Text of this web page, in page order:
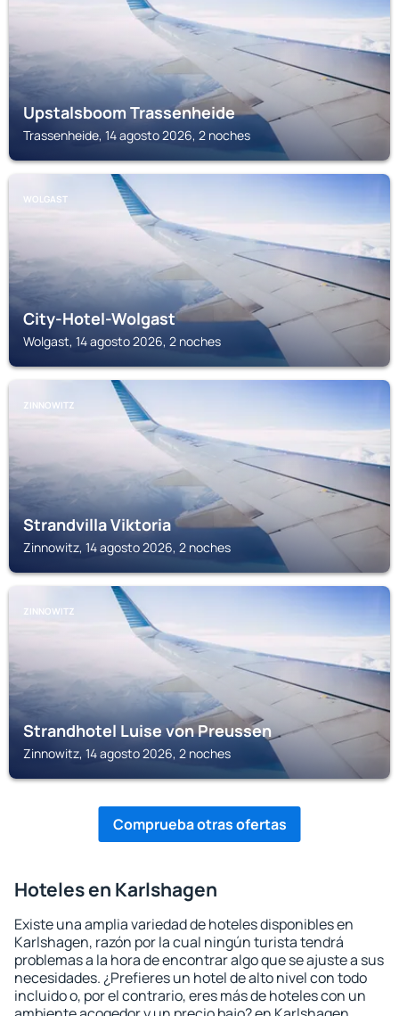
Upstalsboom Trassenheide
Trassenheide, 14 agosto 2026, 2 noches
WOLGAST
City-Hotel-Wolgast
Wolgast, 14 agosto 2026, 2 noches
ZINNOWITZ
Strandvilla Viktoria
Zinnowitz, 14 agosto 2026, 2 noches
ZINNOWITZ
Strandhotel Luise von Preussen
Zinnowitz, 14 agosto 2026, 2 noches
Comprueba otras ofertas
Hoteles en Karlshagen
Existe una amplia variedad de hoteles disponibles en
Karlshagen, razón por la cual ningún turista tendrá
problemas a la hora de encontrar algo que se ajuste a sus
necesidades. ¿Prefieres un hotel de alto nivel con todo
incluido o, por el contrario, eres más de hoteles con un